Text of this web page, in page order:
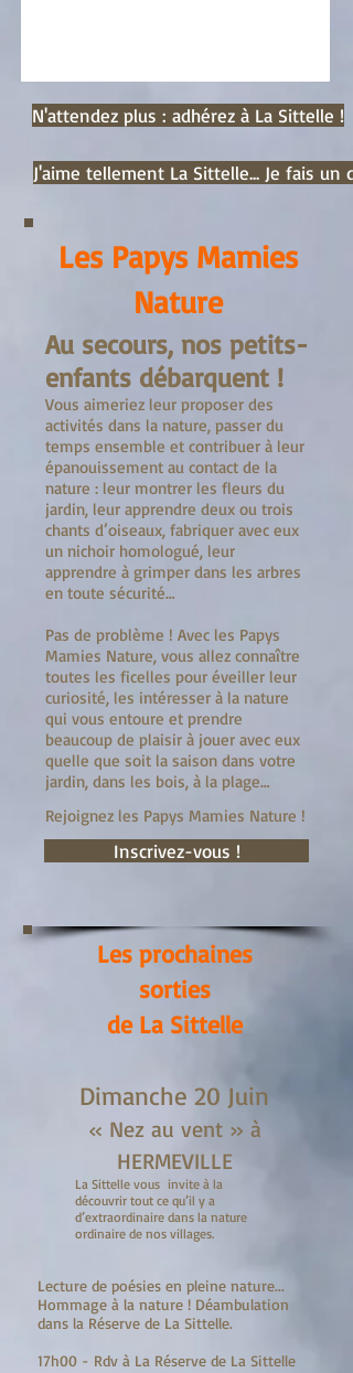
N'attendez plus : adhérez à La Sittelle !
J'aime tellement La Sittelle... Je fais un
Les Papys Mamies
Nature
Au secours, nos petits-
enfants débarquent !
Vous aimeriez leur proposer des
activités dans la nature, passer du
temps ensemble et contribuer à leur
épanouissement au contact de la
nature : leur montrer les fleurs du
jardin, leur apprendre deux ou trois
chants d’oiseaux, fabriquer avec eux
un nichoir homologué, leur
apprendre à grimper dans les arbres
en toute sécurité…
Pas de problème ! Avec les Papys
Mamies Nature, vous allez connaître
toutes les ficelles pour éveiller leur
curiosité, les intéresser à la nature
qui vous entoure et prendre
beaucoup de plaisir à jouer avec eux
quelle que soit la saison dans votre
jardin, dans les bois, à la plage…
Rejoignez les Papys Mamies Nature !
Inscrivez-vous !
Les prochaines
sorties
de La Sittelle
Dimanche 20 Juin
« Nez au vent » à
HERMEVILLE
La Sittelle vous invite à la
découvrir tout ce qu’il y a
d’extraordinaire dans la nature
ordinaire de nos villages.
Lecture de poésies en pleine nature...
Hommage à la nature ! Déambulation
dans la Réserve de La Sittelle.
17h00 - Rdv à La Réserve de La Sittelle